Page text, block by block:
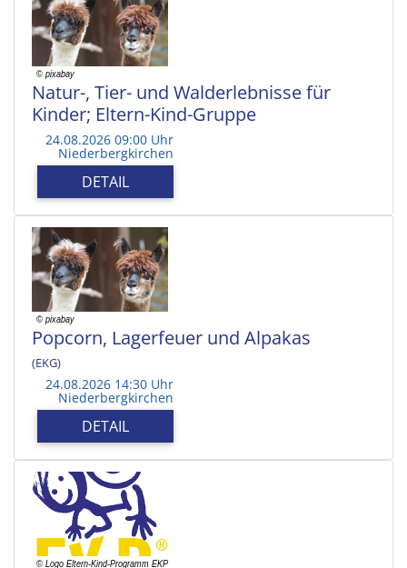
Natur-, Tier- und Walderlebnisse für
Kinder; Eltern-Kind-Gruppe
24.08.2026 09:00 Uhr
Niederbergkirchen
DETAIL
Popcorn, Lagerfeuer und Alpakas
(EKG)
24.08.2026 14:30 Uhr
Niederbergkirchen
DETAIL